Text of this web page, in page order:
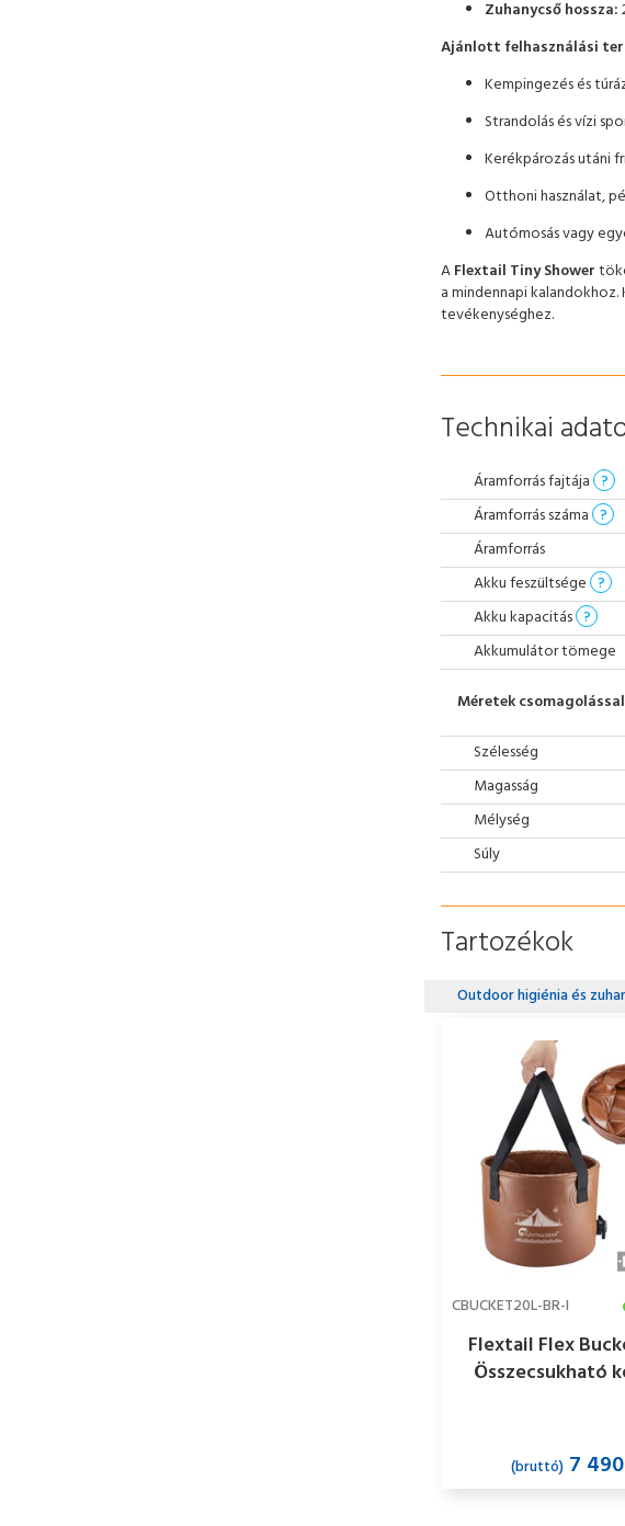
Zuhanycső hossza:
Ajánlott felhasználási
Kempingezés és
Strandolás és vízi
Kerékpározás utáni
Otthoni használat,
Autómosás vagy
AFlextail Tiny Shower
a mindennapi
tevékenységhez.
Technikai
Áramforrás fajtája ?
Áramforrás száma ?
Áramforrás
Akku feszültsége ?
Akku kapacitás ?
Akkumulátor tömege
Méretek csomagolással
Szélesség
Magasság
Mélység
Súly
Tartozékok
Outdoor higiénia és
CBUCKET20L-BR-I
Flextail Flex
Összecsukható
(bruttó)7